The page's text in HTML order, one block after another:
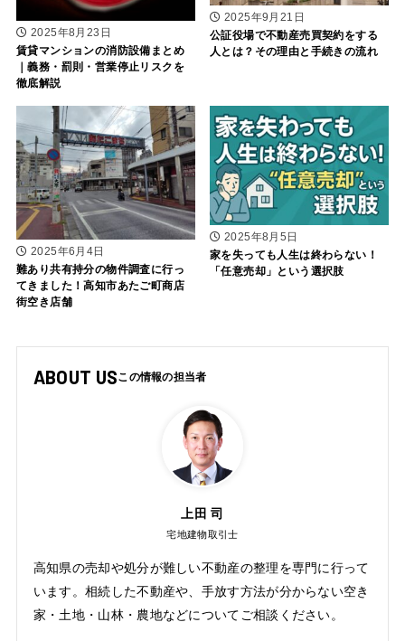
2025年8月23日
賃貸マンションの消防設備まとめ
｜義務・罰則・営業停止リスクを
徹底解説
2025年9月21日
公証役場で不動産売買契約をする
人とは？その理由と手続きの流れ
2025年6月4日
難あり共有持分の物件調査に行っ
てきました！高知市あたご町商店
街空き店舗
2025年8月5日
家を失っても人生は終わらない！
「任意売却」という選択肢
ABOUT US
上田 司
宅地建物取引士
高知県の売却や処分が難しい不動産の整理を専門に行って
います。相続した不動産や、手放す方法が分からない空き
家・土地・山林・農地などについてご相談ください。